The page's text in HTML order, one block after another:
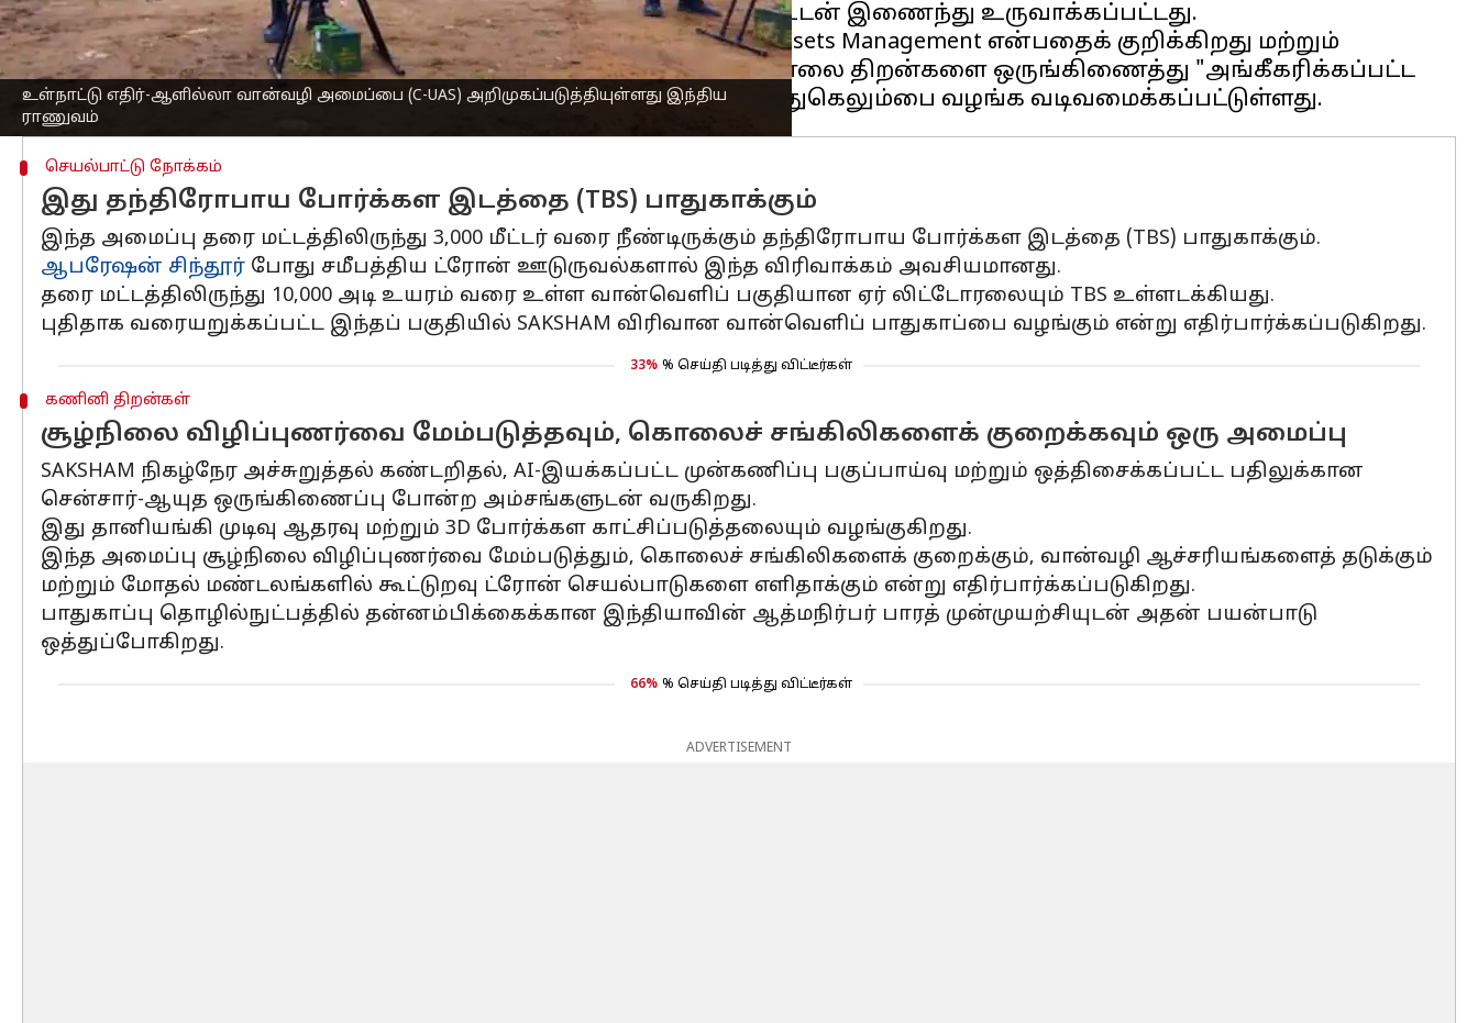
உள்நாட்டு எதிர்-ஆளில்லா வான்வழி அமைப்பை (C-UAS) அறிமுகப்படுத்தியுள்ளது இந்திய
ராணுவம்
இது காஜியாபாத்தில் உள்ள பாரத் எலக்ட்ரானிக்ஸ் லிமிடெட் (BEL) உடன் இணைந்து உருவாக்கப்பட்டது.
SAKSHAM என்பது Situational Awareness for Kinetic Soft and Hard Kill Assets Management என்பதைக் குறிக்கிறது மற்றும்
ரேடார்கள், சென்சார்கள், மென்மையான கொலை மற்றும் கடின கொலை திறன்களை ஒருங்கிணைத்து "அங்கீகரிக்கப்பட்ட
செயல்பாட்டு நோக்கம்
இது தந்திரோபாய போர்க்கள இடத்தை (TBS) பாதுகாக்கும்
இந்த அமைப்பு தரை மட்டத்திலிருந்து 3,000 மீட்டர் வரை நீண்டிருக்கும் தந்திரோபாய போர்க்கள இடத்தை (TBS) பாதுகாக்கும்.
ஆபரேஷன் சிந்தூர் போது சமீபத்திய ட்ரோன் ஊடுருவல்களால் இந்த விரிவாக்கம் அவசியமானது.
தரை மட்டத்திலிருந்து 10,000 அடி உயரம் வரை உள்ள வான்வெளிப் பகுதியான ஏர் லிட்டோரலையும் TBS உள்ளடக்கியது.
புதிதாக வரையறுக்கப்பட்ட இந்தப் பகுதியில் SAKSHAM விரிவான வான்வெளிப் பாதுகாப்பை வழங்கும் என்று எதிர்பார்க்கப்படுகிறது.
33% % செய்தி படித்து விட்டீர்கள்
கணினி திறன்கள்
சூழ்நிலை விழிப்புணர்வை மேம்படுத்தவும், கொலைச் சங்கிலிகளைக் குறைக்கவும் ஒரு அமைப்பு
SAKSHAM நிகழ்நேர அச்சுறுத்தல் கண்டறிதல், AI-இயக்கப்பட்ட முன்கணிப்பு பகுப்பாய்வு மற்றும் ஒத்திசைக்கப்பட்ட பதிலுக்கான
சென்சார்-ஆயுத ஒருங்கிணைப்பு போன்ற அம்சங்களுடன் வருகிறது.
இது தானியங்கி முடிவு ஆதரவு மற்றும் 3D போர்க்கள காட்சிப்படுத்தலையும் வழங்குகிறது.
இந்த அமைப்பு சூழ்நிலை விழிப்புணர்வை மேம்படுத்தும், கொலைச் சங்கிலிகளைக் குறைக்கும், வான்வழி ஆச்சரியங்களைத் தடுக்கும்
மற்றும் மோதல் மண்டலங்களில் கூட்டுறவு ட்ரோன் செயல்பாடுகளை எளிதாக்கும் என்று எதிர்பார்க்கப்படுகிறது.
பாதுகாப்பு தொழில்நுட்பத்தில் தன்னம்பிக்கைக்கான இந்தியாவின் ஆத்மநிர்பர் பாரத் முன்முயற்சியுடன் அதன் பயன்பாடு
ஒத்துப்போகிறது.
66% % செய்தி படித்து விட்டீர்கள்
ADVERTISEMENT